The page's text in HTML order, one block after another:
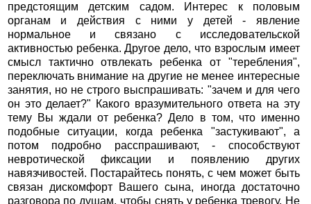
предстоящим детским садом. Интерес к половым
органам и действия с ними у детей - явление
нормальное и связано с исследовательской
активностью ребенка. Другое дело, что взрослым имеет
смысл тактично отвлекать ребенка от "теребления",
переключать внимание на другие не менее интересные
занятия, но не строго выспрашивать: "зачем и для чего
он это делает?" Какого вразумительного ответа на эту
тему Вы ждали от ребенка? Дело в том, что именно
подобные ситуации, когда ребенка "застукивают", а
потом подробно расспрашивают, - способствуют
невротической фиксации и появлению других
навязчивостей. Постарайтесь понять, с чем может быть
связан дискомфорт Вашего сына, иногда достаточно
разговора по душам, чтобы снять у ребенка тревогу. Не